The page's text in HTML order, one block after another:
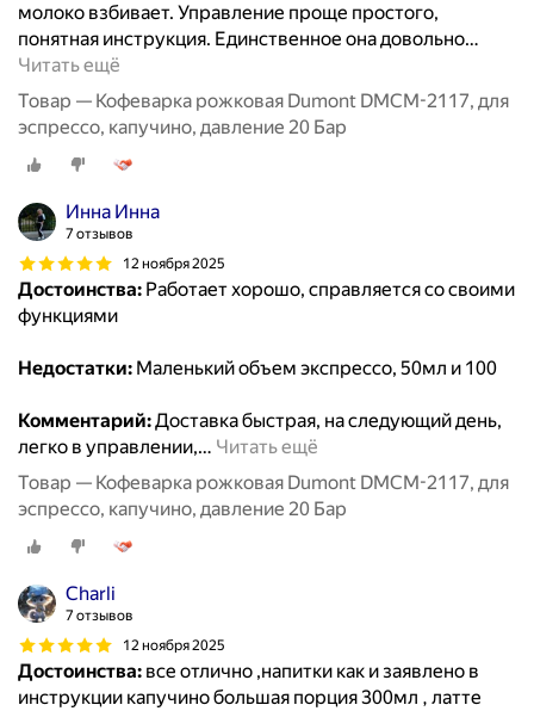
молоко взбивает. Управление проще простого,
понятная инструкция. Единственное она довольно…
Читать ещё
Товар — Кофеварка рожковая Dumont DMCM-2117, для
эспрессо, капучино, давление 20 Бар
Инна Инна
7 отзывов
12 ноября 2025
Достоинства: Работает хорошо, справляется со своими
функциями
Недостатки: Маленький объем экспрессо, 50мл и 100
Комментарий:Доставка быстрая, на следующий день,
легко в управлении,… Читать ещё
Товар — Кофеварка рожковая Dumont DMCM-2117, для
эспрессо, капучино, давление 20 Бар
Charli
7 отзывов
12 ноября 2025
Достоинства: все отлично ,напитки как и заявлено в
инструкции капучино большая порция 300мл , латте